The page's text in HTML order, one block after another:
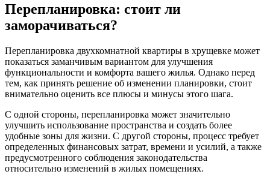
Перепланировка: стоит ли
заморачиваться?
Перепланировка двухкомнатной квартиры в хрущевке может
показаться заманчивым вариантом для улучшения
функциональности и комфорта вашего жилья. Однако перед
тем, как принять решение об изменении планировки, стоит
внимательно оценить все плюсы и минусы этого шага.
С одной стороны, перепланировка может значительно
улучшить использование пространства и создать более
удобные зоны для жизни. С другой стороны, процесс требует
определенных финансовых затрат, времени и усилий, а также
предусмотренного соблюдения законодательства
относительно изменений в жилых помещениях.